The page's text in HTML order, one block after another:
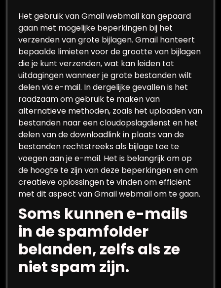
Het gebruik van Gmail webmail kan gepaard
gaan met mogelijke beperkingen bij het
verzenden van grote bijlagen. Gmail hanteert
bepaalde limieten voor de grootte van bijlagen
die je kunt verzenden, wat kan leiden tot
uitdagingen wanneer je grote bestanden wilt
delen via e-mail. In dergelijke gevallen is het
raadzaam om gebruik te maken van
alternatieve methoden, zoals het uploaden van
bestanden naar een cloudopslagdienst en het
delen van de downloadlink in plaats van de
bestanden rechtstreeks als bijlage toe te
voegen aan je e-mail. Het is belangrijk om op
de hoogte te zijn van deze beperkingen en om
creatieve oplossingen te vinden om efficiënt
met dit aspect van Gmail webmail om te gaan.
Soms kunnen e-mails
in de spamfolder
belanden, zelfs als ze
niet spam zijn.